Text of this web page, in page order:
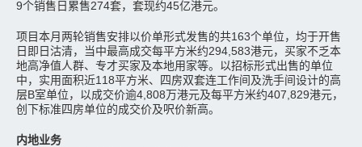
9个销售日累售274套，套现约45亿港元。
项目本月两轮销售安排以价单形式发售的共163个单位，均于开售
日即日沽清，当中最高成交每平方米约294,583港元，买家不乏本
地高净值人群、专才买家及本地用家等。以招标形式出售的单位
中，实用面积近118平方米、四房双套连工作间及洗手间设计的高
层B室单位，以成交价逾4,808万港元及每平方米约407,829港元，
创下标准四房单位的成交价及呎价新高。
内地业务